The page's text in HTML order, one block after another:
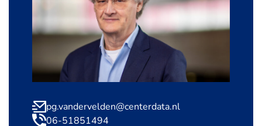
pg.vandervelden@centerdata.nl
06-51851494